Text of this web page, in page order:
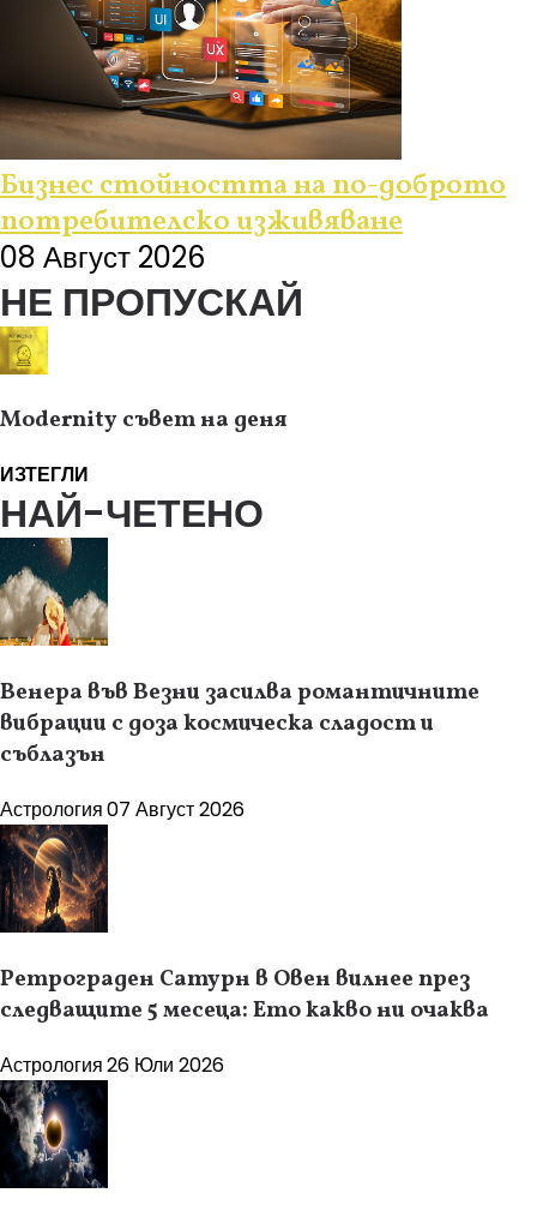
Бизнес стойността на по-доброто
потребителско изживяване
08 Август 2026
НЕ ПРОПУСКАЙ
Modernity съвет на деня
ИЗТЕГЛИ
НАЙ-ЧЕТЕНО
Венера във Везни засилва романтичните
вибрации с доза космическа сладост и
съблазън
Астрология07 Август 2026
Ретрограден Сатурн в Овен вилнее през
следващите 5 месеца: Ето какво ни очаква
Астрология26 Юли 2026